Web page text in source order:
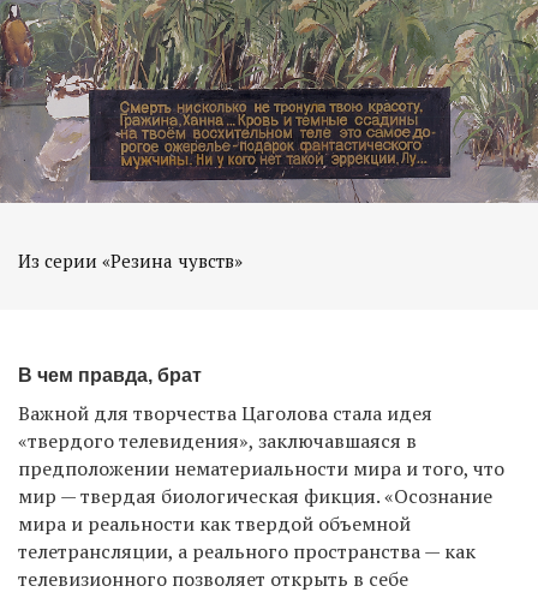
Из серии «Резина чувств»
В чем правда, брат
Важной для творчества Цаголова стала идея
«твердого телевидения», заключавшаяся в
предположении нематериальности мира и того, что
мир — твердая биологическая фикция. «Осознание
мира и реальности как твердой объемной
телетрансляции, а реального пространства — как
телевизионного позволяет открыть в себе